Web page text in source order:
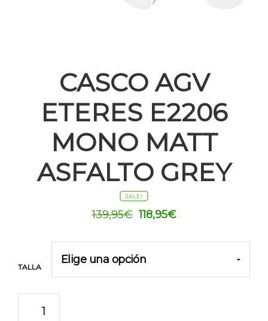
CASCO AGV
ETERES E2206
MONO MATT
ASFALTO GREY
SALE!
139,95€ El
118,95€El
TALLA